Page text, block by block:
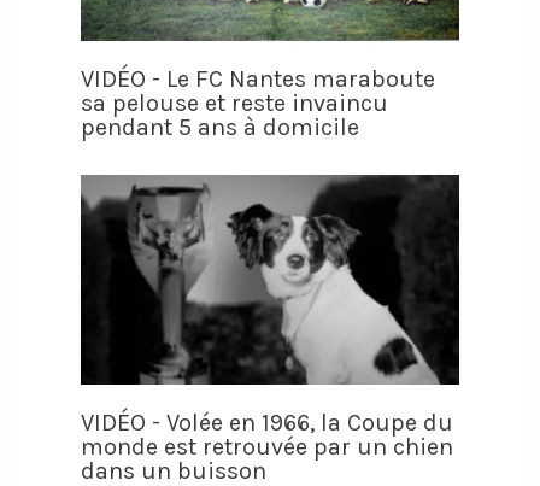
VIDÉO - Le FC Nantes maraboute
sa pelouse et reste invaincu
pendant 5 ans à domicile
VIDÉO - Volée en 1966, la Coupe du
monde est retrouvée par un chien
dans un buisson